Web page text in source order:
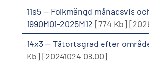
11s5 -- Folkmängd månadsvis
1990M01-2025M12 [774 Kb]
14x3 -- Tätortsgrad efter
Kb][20241024 08.00]